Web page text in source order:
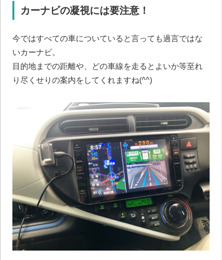
カーナビの凝視には要注意！
今ではすべての車についていると言っても過言ではな
いカーナビ。
目的地までの距離や、どの車線を走るとよいか等至れ
り尽くせりの案内をしてくれますね(^^)